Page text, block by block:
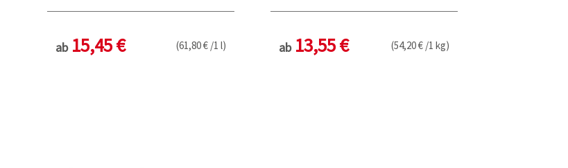
ab 15,45 € (61,80 € /1 l) ab 13,55 € (54,20 € /1 kg)